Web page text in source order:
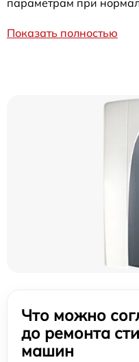
параметрам при
Показать полностью
Что можно
до ремонта
машин